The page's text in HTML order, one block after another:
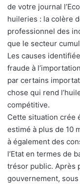
de votre journal
huileries : la colère
professionnel des
que le secteur
Les causes
fraude à
par certains
chose qui rend
compétitive.
Cette situation crée
estimé à plus de 10
à également des
l’Etat en termes de
trésor public. Après
gouvernement,